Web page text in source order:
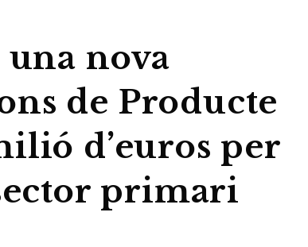
nova
de Producte
d’euros per
primari